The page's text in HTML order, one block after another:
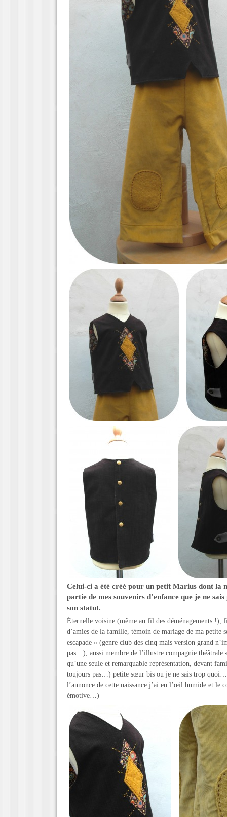
Celui-ci a été créé pour un petit Marius dont la
partie de mes souvenirs d’enfance que je ne
son statut.
Éternelle voisine (même au fil des déménagements !),
d’amies de la famille, témoin de mariage de ma petite
escapade » (genre club des cinq mais version grand
pas…), aussi membre de l’illustre compagnie
qu’une seule et remarquable représentation, devant
toujours pas…) petite sœur bis ou je ne sais trop
l’annonce de cette naissance j’ai eu l’œil humide et le
émotive…)